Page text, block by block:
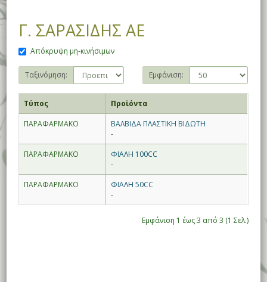
Γ. ΣΑΡΑΣΙΔΗΣ ΑΕ
Απόκρυψη μη-κινήσιμων
Ταξινόμηση: Εμφάνιση:
Τύπος
Προϊόντα
ΠΑΡΑΦΑΡΜΑΚΟ
ΒΑΛΒΙΔΑ ΠΛΑΣΤΙΚΗ ΒΙΔΩΤΗ
-
ΠΑΡΑΦΑΡΜΑΚΟ
ΦΙΑΛΗ 100CC
-
ΠΑΡΑΦΑΡΜΑΚΟ
ΦΙΑΛΗ 50CC
-
Εμφάνιση 1 έως 3 από 3 (1 Σελ.)